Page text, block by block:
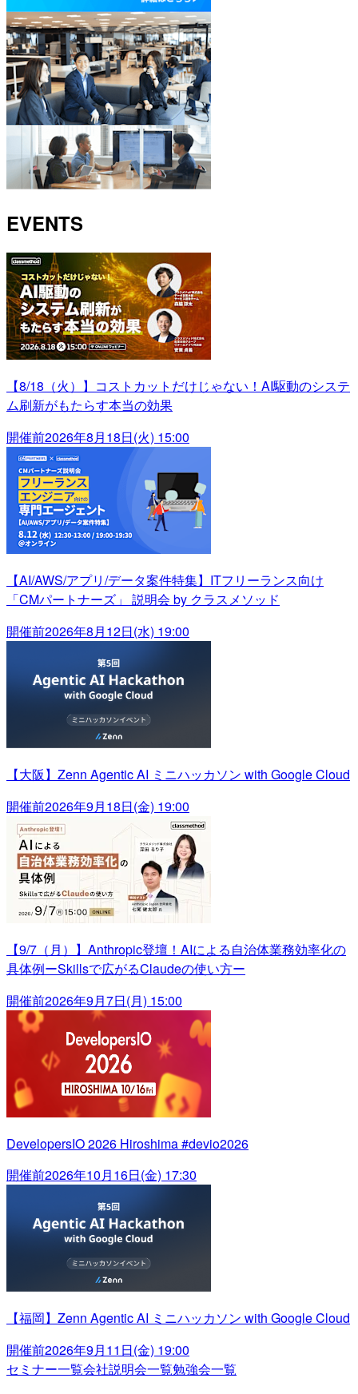
EVENTS
【8/18（火）】コストカットだけじゃない！AI駆動のシステ
ム刷新がもたらす本当の効果
開催前2026年8月18日(火) 15:00
【AI/AWS/アプリ/データ案件特集】ITフリーランス向け
「CMパートナーズ」 説明会 by クラスメソッド
開催前2026年8月12日(水) 19:00
【大阪】Zenn Agentic AI ミニハッカソン with Google Cloud
開催前2026年9月18日(金) 19:00
【9/7（月）】Anthropic登壇！AIによる自治体業務効率化の
具体例ーSkillsで広がるClaudeの使い方ー
開催前2026年9月7日(月) 15:00
DevelopersIO 2026 Hiroshima #devio2026
開催前2026年10月16日(金) 17:30
【福岡】Zenn Agentic AI ミニハッカソン with Google Cloud
開催前2026年9月11日(金) 19:00
セミナー一覧会社説明会一覧勉強会一覧